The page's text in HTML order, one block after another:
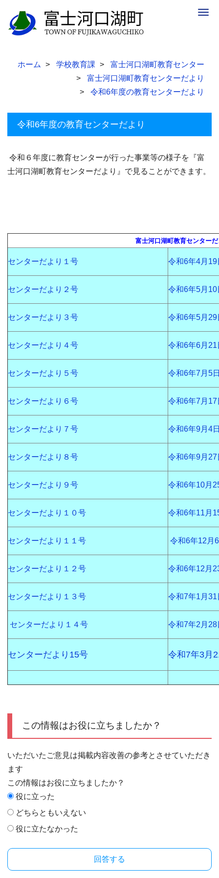
ホーム 学校教育課
富士河口湖町教育センター
富士河口湖町教育センターだより
令和6年度の教育センターだより
令和6年度の教育センターだより
令和６年度に教育センターが行った事業等の様子を『富
士河口湖町教育センターだより』で見ることができます。
富士河口湖町教育センター
センターだより１号 令和6年4月19
センターだより２号 令和6年5月10
センターだより３号 令和6年5月29
センターだより４号 令和6年6月21
センターだより５号 令和6年7月5
センターだより６号 令和6年7月17
センターだより７号 令和6年9月4
センターだより８号 令和6年9月27
センターだより９号 令和6年10月
センターだより１０号 令和6年11月
センターだより１１号 令和6年12月
センターだより１２号 令和6年12月
センターだより１３号 令和7年1月31
センターだより１４号 令和7年2月
センターだより15号 令和7年3月
この情報はお役に立ちましたか？
いただいたご意見は掲載内容改善の参考とさせていただき
ます
この情報はお役に立ちましたか？
役に立った
どちらともいえない
役に立たなかった